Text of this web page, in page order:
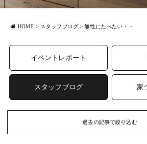
HOME > スタッフブログ >無性にたべたい・・
イベントレポート
スタッフブログ 家
過去の記事で絞り込む